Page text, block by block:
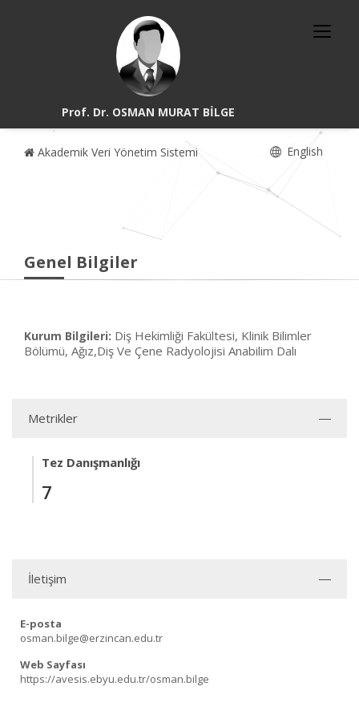
Prof. Dr. OSMAN MURAT BİLGE
Akademik Veri Yönetim Sistemi English
Genel Bilgiler
Kurum Bilgileri: Diş Hekimliği Fakültesi, Klinik Bilimler
Bölümü, Ağız,Diş Ve Çene Radyolojisi Anabilim Dalı
Metrikler
Tez Danışmanlığı
7
İletişim
E-posta
osman.bilge@erzincan.edu.tr
Web Sayfası
https://avesis.ebyu.edu.tr/osman.bilge